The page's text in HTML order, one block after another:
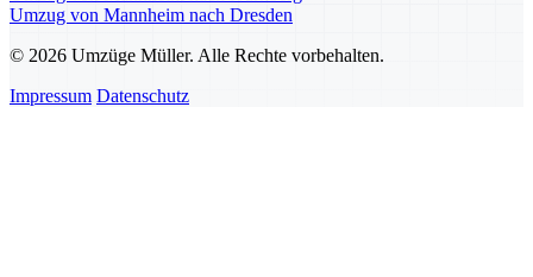
Umzug von Mannheim nach Dresden
© 2026 Umzüge Müller. Alle Rechte vorbehalten.
Impressum Datenschutz